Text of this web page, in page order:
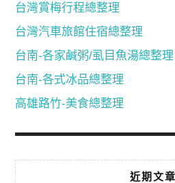
台灣賞梅行程總整理
台灣汽車旅館住宿總整理
台南-各家鹹粥/虱目魚湯總整理
台南-各式冰品總整理
高雄路竹-美食總整理
近期文章